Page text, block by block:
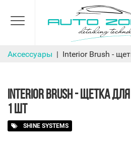
Аксессуары
INTERIOR BRUSH - ЩЕТКА
1 ШТ
SHINE SYSTEMS